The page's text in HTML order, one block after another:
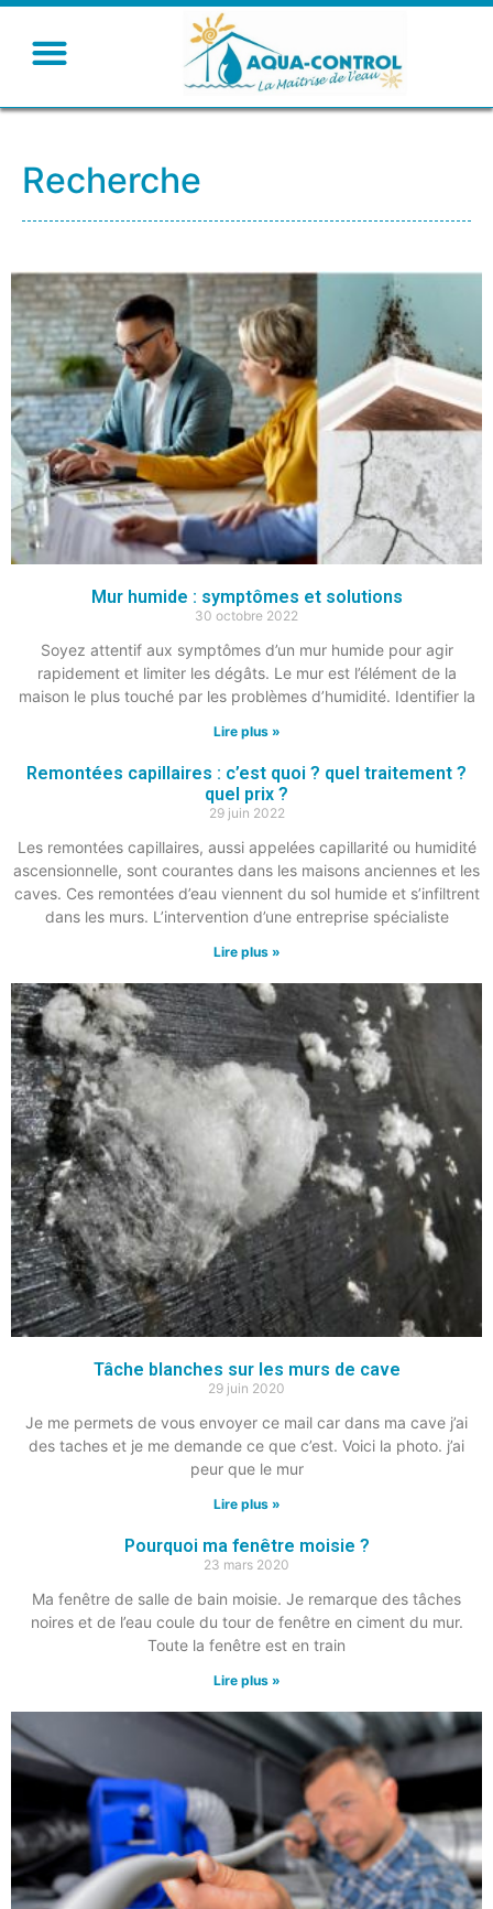
Recherche
Mur humide : symptômes et solutions
30 octobre 2022
Soyez attentif aux symptômes d’un mur humide pour agir
rapidement et limiter les dégâts. Le mur est l’élément de la
maison le plus touché par les problèmes d’humidité. Identifier la
Lire plus »
Remontées capillaires : c’est quoi ? quel traitement ?
quel prix ?
29 juin 2022
Les remontées capillaires, aussi appelées capillarité ou humidité
ascensionnelle, sont courantes dans les maisons anciennes et les
caves. Ces remontées d’eau viennent du sol humide et s’infiltrent
dans les murs. L’intervention d’une entreprise spécialiste
Lire plus »
Tâche blanches sur les murs de cave
29 juin 2020
Je me permets de vous envoyer ce mail car dans ma cave j’ai
des taches et je me demande ce que c’est. Voici la photo. j’ai
peur que le mur
Lire plus »
Pourquoi ma fenêtre moisie ?
23 mars 2020
Ma fenêtre de salle de bain moisie. Je remarque des tâches
noires et de l’eau coule du tour de fenêtre en ciment du mur.
Toute la fenêtre est en train
Lire plus »